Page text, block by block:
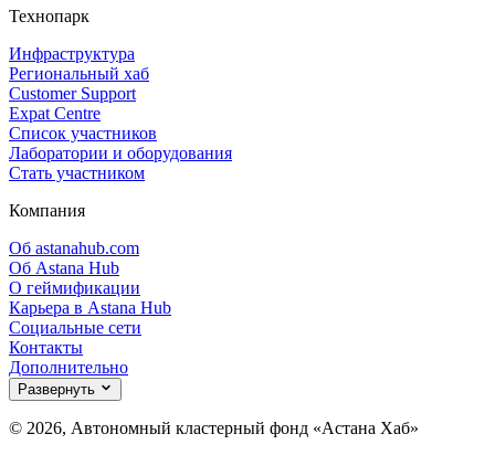
Технопарк
Инфраструктура
Региональный хаб
Customer Support
Expat Centre
Список участников
Лаборатории и оборудования
Стать участником
Компания
Об astanahub.com
Об Astana Hub
О геймификации
Карьера в Astana Hub
Социальные сети
Контакты
Дополнительно
Развернуть
© 2026, Автономный кластерный фонд «Астана Хаб»